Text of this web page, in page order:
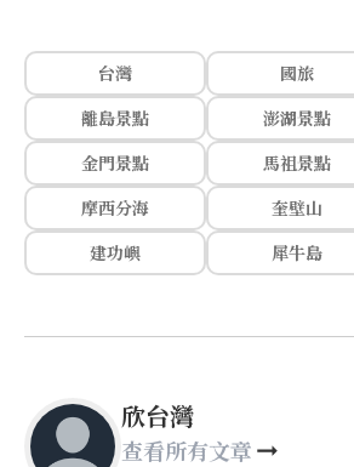
台灣
國旅
離島景點
澎湖景點
金門景點
馬祖景點
摩西分海
奎壁山
建功嶼
犀牛島
欣台灣
查看所有文章